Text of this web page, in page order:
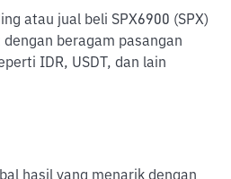
atau jual beli SPX6900 (SPX)
beragam pasangan
IDR, USDT, dan lain